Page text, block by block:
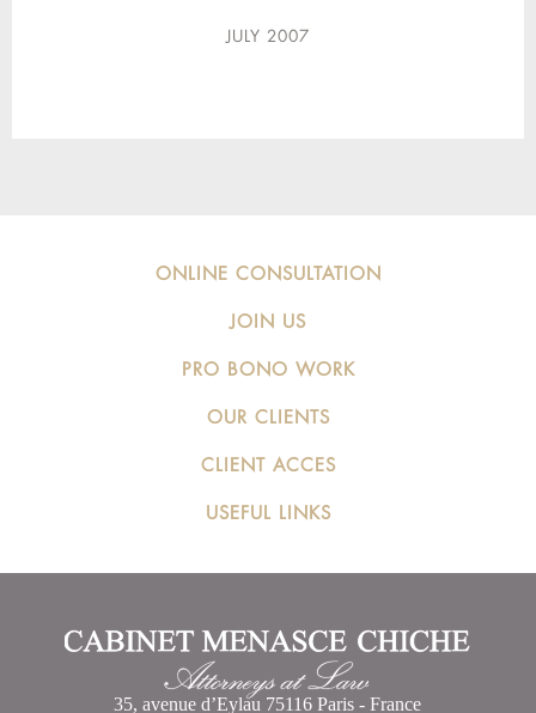
JULY 2007
ONLINE CONSULTATION
JOIN US
PRO BONO WORK
OUR CLIENTS
CLIENT ACCES
USEFUL LINKS
35, avenue d’Eylau 75116 Paris - France